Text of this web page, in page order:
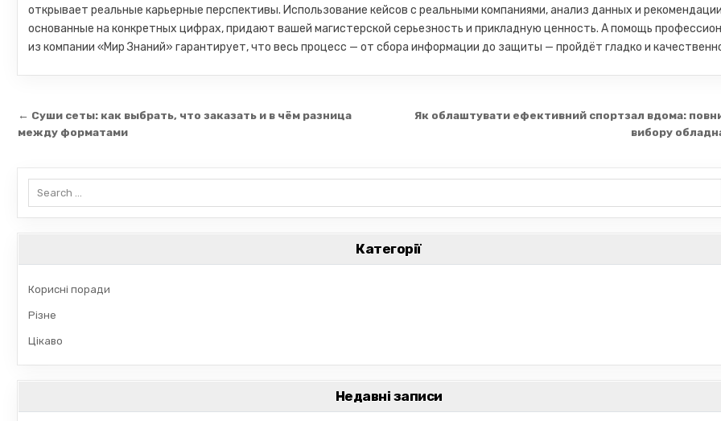
открывает реальные карьерные перспективы. Использование кейсов с реальными компаниями, анализ данных и
основанные на конкретных цифрах, придают вашей магистерской серьезность и прикладную ценность. А помощь
из компании «Мир Знаний» гарантирует, что весь процесс — от сбора информации до защиты — пройдёт гладко и
Навігація
записів
Як облаштувати ефективний спортзал вдома:
вибору
← Суши сеты: как выбрать, что заказать и в чём разница
между форматами
Категорії
Корисні поради
Різне
Цікаво
Недавні записи